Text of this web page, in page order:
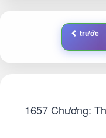
trước
1657 Chương: